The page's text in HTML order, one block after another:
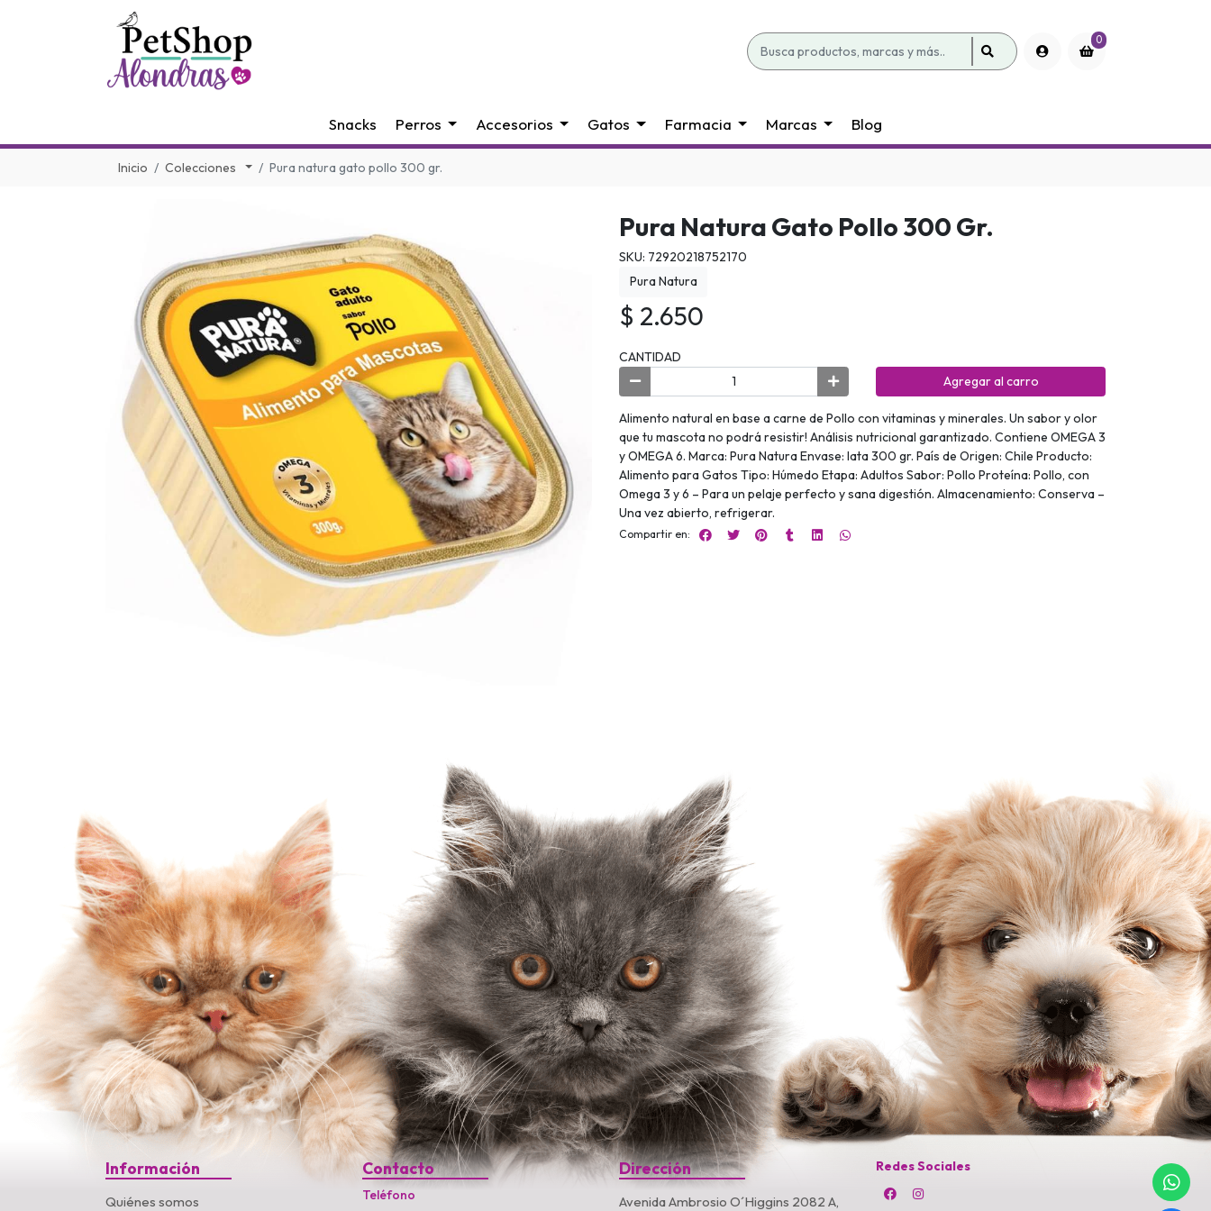
0
Snacks Perros Accesorios Gatos Farmacia Marcas Blog
Inicio Colecciones Pura natura gato pollo 300 gr.
Pura Natura Gato Pollo 300 Gr.
SKU: 72920218752170
Pura Natura
$ 2.650
CANTIDAD
Agregar al carro
Alimento natural en base a carne de Pollo con vitaminas y minerales. Un sabor y olor
que tu mascota no podrá resistir! Análisis nutricional garantizado. Contiene OMEGA 3
y OMEGA 6. Marca: Pura Natura Envase: lata 300 gr. País de Origen: Chile Producto:
Alimento para Gatos Tipo: Húmedo Etapa: Adultos Sabor: Pollo Proteína: Pollo, con
Omega 3 y 6 – Para un pelaje perfecto y sana digestión. Almacenamiento: Conserva –
Una vez abierto, refrigerar.
Compartir en:
Información
Quiénes somos
Contacto
Teléfono
Dirección
Avenida Ambrosio O´Higgins 2082 A,
Redes Sociales